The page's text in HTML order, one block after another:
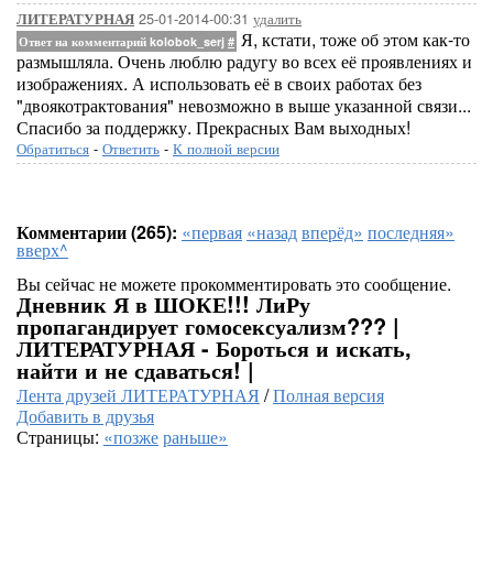
ЛИТЕРАТУРНАЯ 25-01-2014-00:31 удалить
Ответ на комментарий kolobok_serj # Я, кстати, тоже об этом как-то
размышляла. Очень люблю радугу во всех её проявлениях и
изображениях. А использовать её в своих работах без
"двоякотрактования" невозможно в выше указанной связи...
Спасибо за поддержку. Прекрасных Вам выходных!
Обратиться - Ответить - К полной версии
Комментарии (265): «первая «назадвперёд» последняя»
вверх^
Вы сейчас не можете прокомментировать это сообщение.
Дневник Я в ШОКЕ!!! ЛиРу
пропагандирует гомосексуализм??? |
ЛИТЕРАТУРНАЯ - Бороться и искать,
найти и не сдаваться! |
Лента друзей ЛИТЕРАТУРНАЯ /Полная версия
Добавить в друзья
Страницы: «позжераньше»